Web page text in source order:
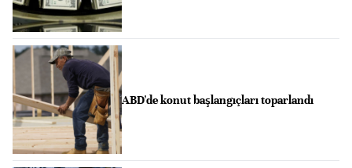
ABD'de konut başlangıçları toparlandı